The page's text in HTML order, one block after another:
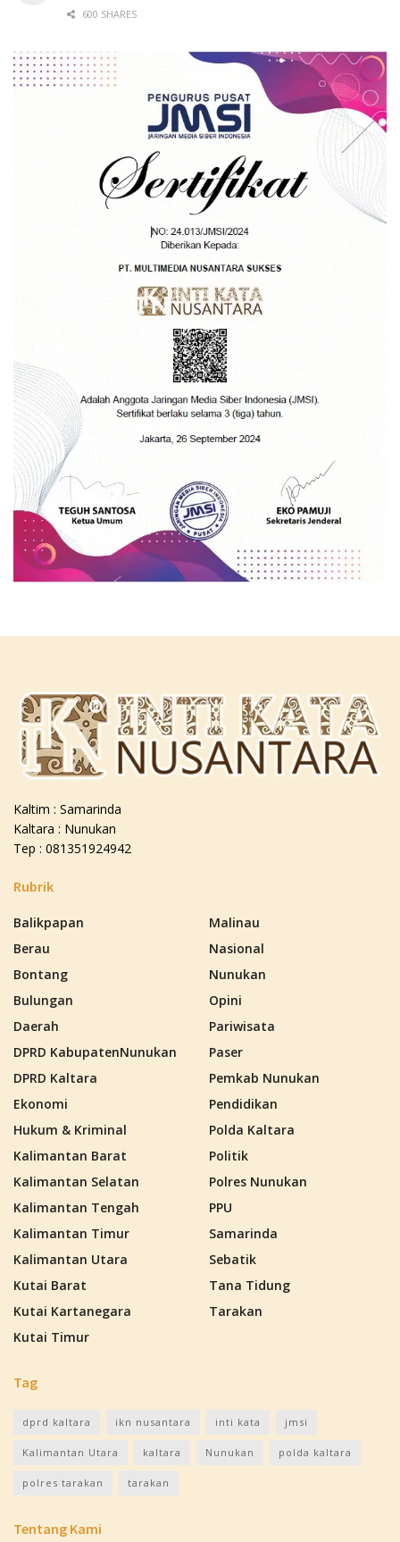
600 SHARES
Kaltim : Samarinda
Kaltara : Nunukan
Tep : 081351924942
Rubrik
Balikpapan
Berau
Bontang
Bulungan
Daerah
DPRD KabupatenNunukan
DPRD Kaltara
Ekonomi
Hukum & Kriminal
Kalimantan Barat
Kalimantan Selatan
Kalimantan Tengah
Kalimantan Timur
Kalimantan Utara
Kutai Barat
Kutai Kartanegara
Kutai Timur
Malinau
Nasional
Nunukan
Opini
Pariwisata
Paser
Pemkab Nunukan
Pendidikan
Polda Kaltara
Politik
Polres Nunukan
PPU
Samarinda
Sebatik
Tana Tidung
Tarakan
Tag
dprd kaltara ikn nusantara inti kata jmsi
Kalimantan Utara kaltara Nunukan polda kaltara
polres tarakan tarakan
Tentang Kami